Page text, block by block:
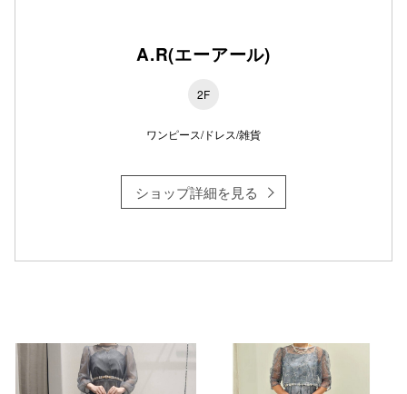
A.R(エーアール)
2F
ワンピース/ドレス/雑貨
ショップ詳細を見る